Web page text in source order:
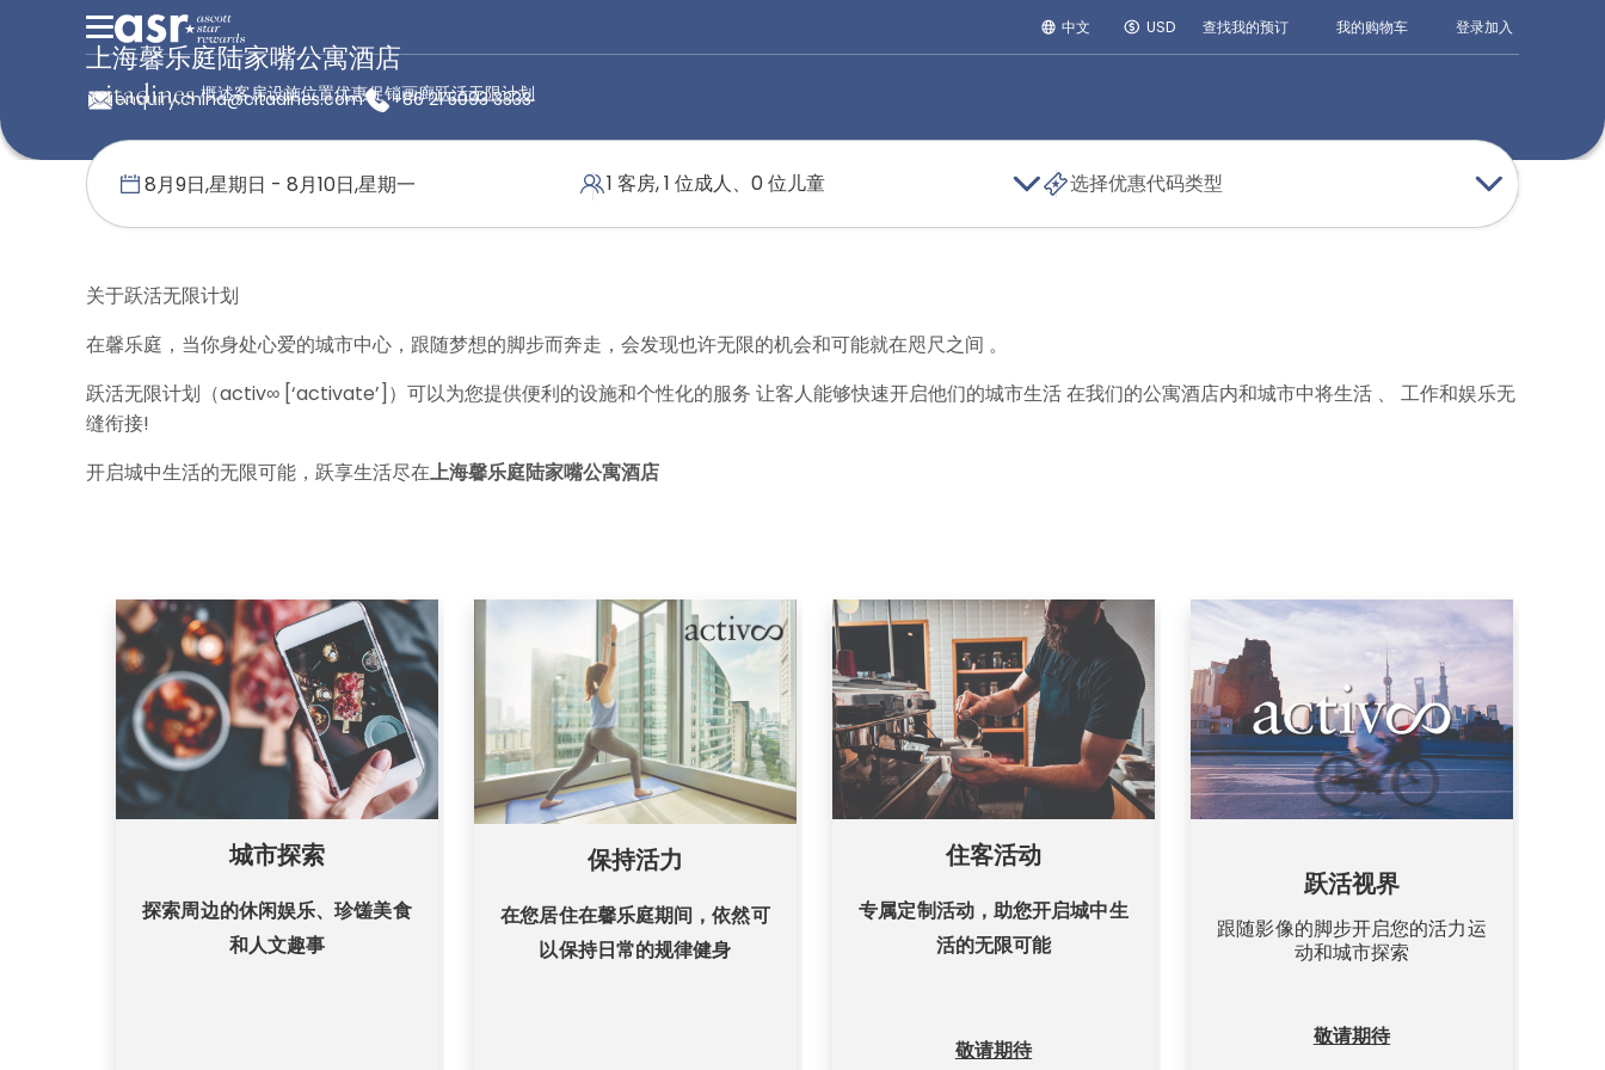
中文 USD 查找我的预订 我的购物车 登录加入
概述客房设施位置优惠促销画廊跃活无限计划
1 客房, 1 位成人、0 位儿童 选择优惠代码类型
上海馨乐庭陆家嘴公寓酒店
enquiry.china@citadines.com +86 21 5093 3333
首页 馨乐庭服务公寓 中国 上海馨乐庭陆家嘴公寓酒店
关于跃活无限计划
在馨乐庭，当你身处心爱的城市中心，跟随梦想的脚步而奔走，会发现也许无限的机会和可能就在咫尺之间 。
跃活无限计划（activ∞ [‘activate’]）可以为您提供便利的设施和个性化的服务 让客人能够快速开启他们的城市生活 在我们的公寓酒店内和城市中将生活 、 工作和娱乐无
缝衔接!
开启城中生活的无限可能，跃享生活尽在上海馨乐庭陆家嘴公寓酒店
城市探索
探索周边的休闲娱乐、珍馐美食
和人文趣事
保持活力
在您居住在馨乐庭期间，依然可
以保持日常的规律健身
住客活动
专属定制活动，助您开启城中生
活的无限可能
敬请期待
跃活视界
跟随影像的脚步开启您的活力运
动和城市探索
敬请期待